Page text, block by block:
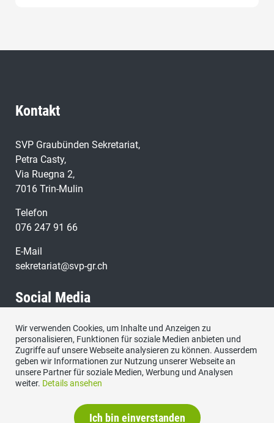
Kontakt
SVP Graubünden Sekretariat,
Petra Casty,
Via Ruegna 2,
7016 Trin-Mulin
Telefon
076 247 91 66
E-Mail
sekretariat@svp-gr.ch
Social Media
Besuchen Sie uns bei:
Wir verwenden Cookies, um Inhalte und Anzeigen zu
personalisieren, Funktionen für soziale Medien anbieten und
Zugriffe auf unsere Webseite analysieren zu können. Ausserdem
geben wir Informationen zur Nutzung unserer Webseite an
unsere Partner für soziale Medien, Werbung und Analysen
weiter. Details ansehen
Ich bin einverstanden